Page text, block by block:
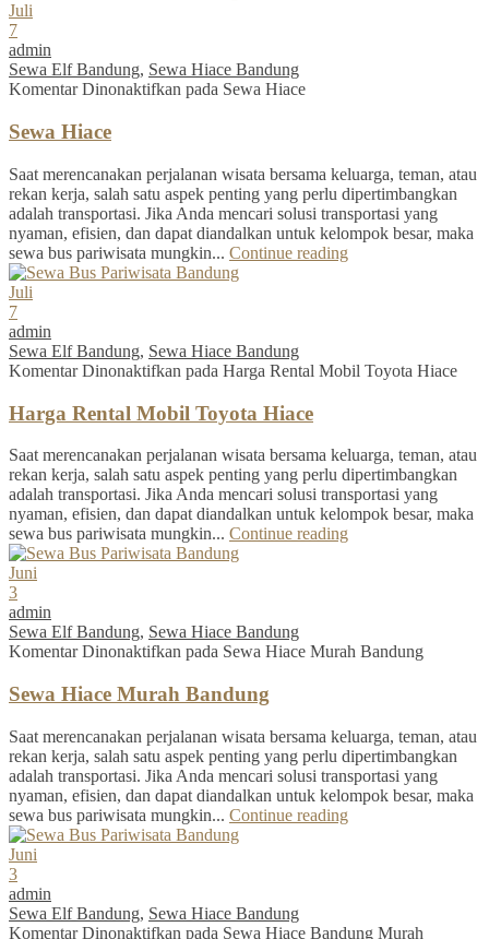
Juli
7
admin
Sewa Elf Bandung, Sewa Hiace Bandung
Komentar Dinonaktifkan pada Sewa Hiace
Sewa Hiace
Saat merencanakan perjalanan wisata bersama keluarga, teman, atau
rekan kerja, salah satu aspek penting yang perlu dipertimbangkan
adalah transportasi. Jika Anda mencari solusi transportasi yang
nyaman, efisien, dan dapat diandalkan untuk kelompok besar, maka
sewa bus pariwisata mungkin... Continue reading
Juli
7
admin
Sewa Elf Bandung, Sewa Hiace Bandung
Komentar Dinonaktifkan pada Harga Rental Mobil Toyota Hiace
Harga Rental Mobil Toyota Hiace
Saat merencanakan perjalanan wisata bersama keluarga, teman, atau
rekan kerja, salah satu aspek penting yang perlu dipertimbangkan
adalah transportasi. Jika Anda mencari solusi transportasi yang
nyaman, efisien, dan dapat diandalkan untuk kelompok besar, maka
sewa bus pariwisata mungkin... Continue reading
Juni
3
admin
Sewa Elf Bandung, Sewa Hiace Bandung
Komentar Dinonaktifkan pada Sewa Hiace Murah Bandung
Sewa Hiace Murah Bandung
Saat merencanakan perjalanan wisata bersama keluarga, teman, atau
rekan kerja, salah satu aspek penting yang perlu dipertimbangkan
adalah transportasi. Jika Anda mencari solusi transportasi yang
nyaman, efisien, dan dapat diandalkan untuk kelompok besar, maka
sewa bus pariwisata mungkin... Continue reading
Juni
3
admin
Sewa Elf Bandung, Sewa Hiace Bandung
Komentar Dinonaktifkan pada Sewa Hiace Bandung Murah